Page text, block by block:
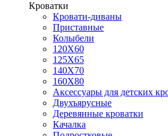
Кроватки
Кровати-диваны
Приставные
Колыбели
120Х60
125X65
140Х70
160Х80
Аксессуары для детских
Двухъярусные
Деревянные кроватки
Качалка